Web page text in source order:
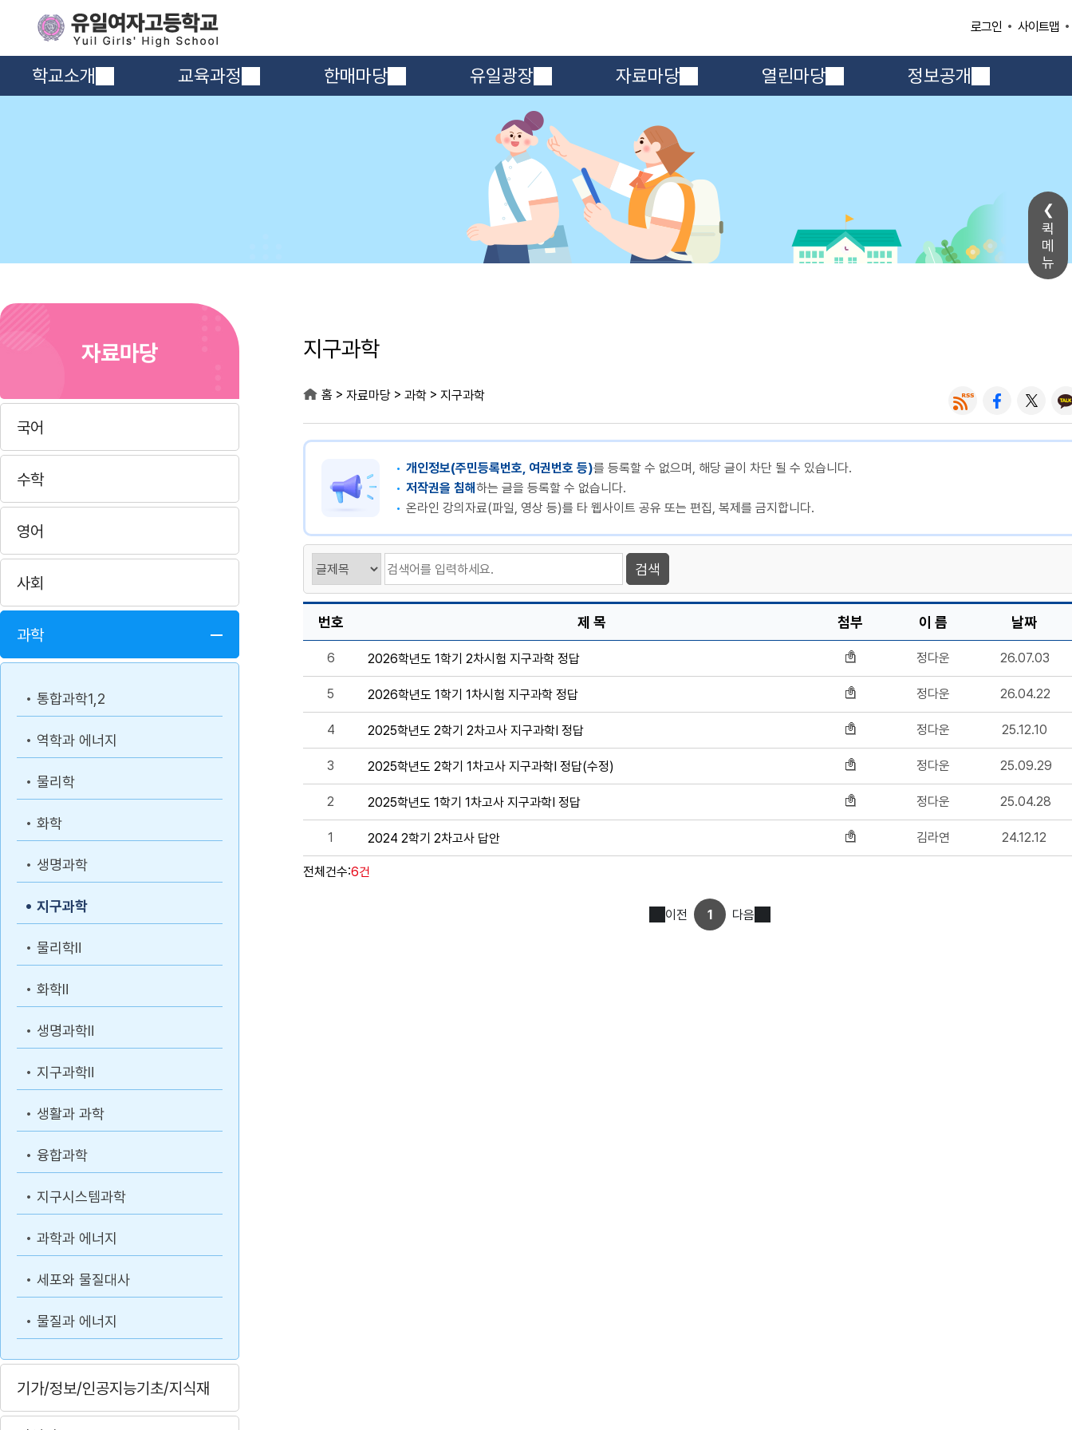
퀵
메
뉴
로그인 사이트맵
학교소개 교육과정 한매마당 유일광장 자료마당 열린마당 정보공개
자료마당
국어
수학
영어
사회
과학
통합과학1,2
역학과 에너지
물리학
화학
생명과학
지구과학
물리학Ⅱ
화학Ⅱ
생명과학Ⅱ
지구과학Ⅱ
생활과 과학
융합과학
지구시스템과학
과학과 에너지
세포와 물질대사
물질과 에너지
기가/정보/인공지능기초/지식재
지구과학
홈 > 자료마당 > 과학 > 지구과학
개인정보(주민등록번호, 여권번호 등)를 등록할 수 없으며, 해당 글이 차단 될 수 있습니다.
저작권을 침해하는 글을 등록할 수 없습니다.
온라인 강의자료(파일, 영상 등)를 타 웹사이트 공유 또는 편집, 복제를 금지합니다.
번호 제 목 첨부 이 름 날짜
6 2026학년도 1학기 2차시험 지구과학 정답 정다운 26.07.03
5 2026학년도 1학기 1차시험 지구과학 정답 정다운 26.04.22
4 2025학년도 2학기 2차고사 지구과학Ⅰ 정답 정다운 25.12.10
3 2025학년도 2학기 1차고사 지구과학Ⅰ 정답(수정) 정다운 25.09.29
2 2025학년도 1학기 1차고사 지구과학Ⅰ 정답 정다운 25.04.28
1 2024 2학기 2차고사 답안 김라연 24.12.12
전체건수:6건
이전 1 다음